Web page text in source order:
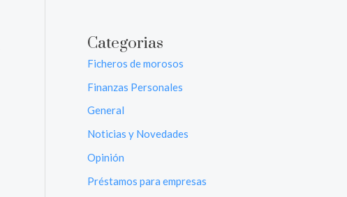
Categorias
Ficheros de morosos
Finanzas Personales
General
Noticias y Novedades
Opinión
Préstamos para empresas